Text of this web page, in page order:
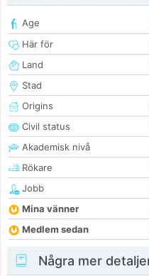
Age
Här för
Land
Stad
Origins
Civil status
Akademisk nivå
Rökare
Jobb
Mina vänner
Medlem sedan
Några mer